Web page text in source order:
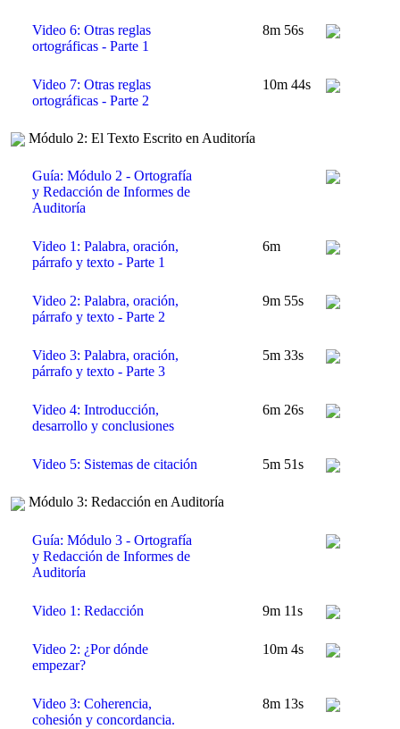
Video 6: Otras reglas
ortográficas - Parte 1
8m 56s
Video 7: Otras reglas
ortográficas - Parte 2
10m 44s
Módulo 2: El Texto Escrito en Auditoría
Guía: Módulo 2 - Ortografía
y Redacción de Informes de
Auditoría
Video 1: Palabra, oración,
párrafo y texto - Parte 1
6m
Video 2: Palabra, oración,
párrafo y texto - Parte 2
9m 55s
Video 3: Palabra, oración,
párrafo y texto - Parte 3
5m 33s
Video 4: Introducción,
desarrollo y conclusiones
6m 26s
Video 5: Sistemas de citación 5m 51s
Módulo 3: Redacción en Auditoría
Guía: Módulo 3 - Ortografía
y Redacción de Informes de
Auditoría
Video 1: Redacción 9m 11s
Video 2: ¿Por dónde
empezar?
10m 4s
Video 3: Coherencia,
cohesión y concordancia.
8m 13s